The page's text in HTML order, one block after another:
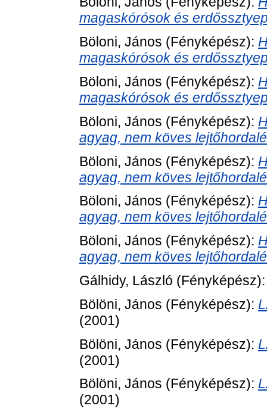
magaskórósok és
Böloni, János (Fényképész):
magaskórósok és
Böloni, János (Fényképész):
magaskórósok és
Böloni, János (Fényképész):
agyag, nem köves
Böloni, János (Fényképész):
agyag, nem köves
Böloni, János (Fényképész):
agyag, nem köves
Böloni, János (Fényképész):
agyag, nem köves
Gálhidy, László
Bölöni, János (Fényképész):
(2001)
Bölöni, János (Fényképész):
(2001)
Bölöni, János (Fényképész):
(2001)